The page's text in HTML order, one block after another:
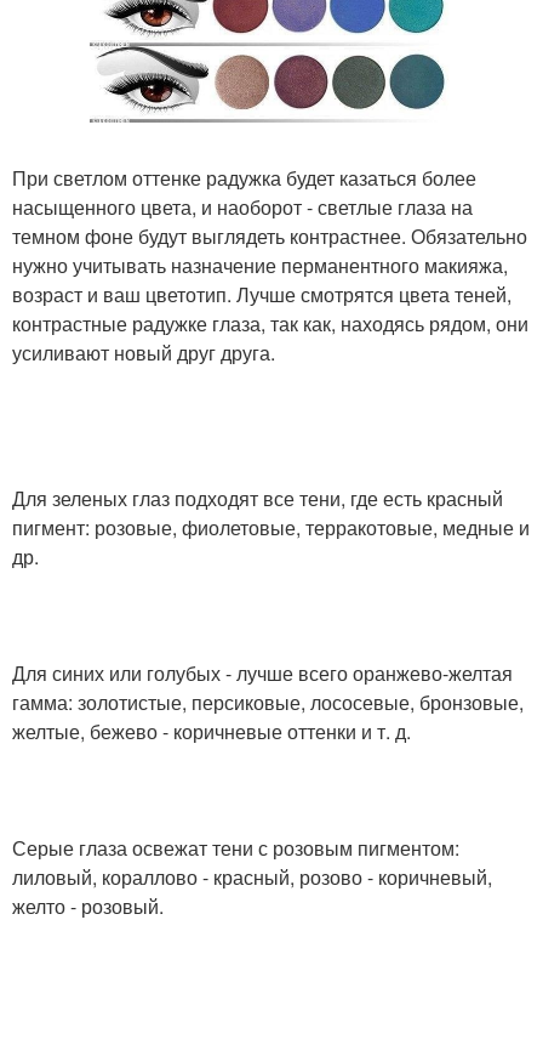
При светлом оттенке радужка будет казаться более
насыщенного цвета, и наоборот - светлые глаза на
темном фоне будут выглядеть контрастнее. Обязательно
нужно учитывать назначение перманентного макияжа,
возраст и ваш цветотип. Лучше смотрятся цвета теней,
контрастные радужке глаза, так как, находясь рядом, они
усиливают новый друг друга.
Для зеленых глаз подходят все тени, где есть красный
пигмент: розовые, фиолетовые, терракотовые, медные и
др.
Для синих или голубых - лучше всего оранжево-желтая
гамма: золотистые, персиковые, лососевые, бронзовые,
желтые, бежево - коричневые оттенки и т. д.
Серые глаза освежат тени с розовым пигментом:
лиловый, кораллово - красный, розово - коричневый,
желто - розовый.